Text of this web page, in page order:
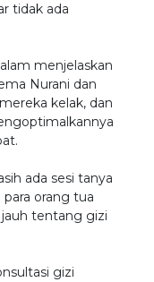
tidak ada
menjelaskan
Nurani dan
kelak, dan
ada sesi tanya
orang tua
tentang gizi
gizi